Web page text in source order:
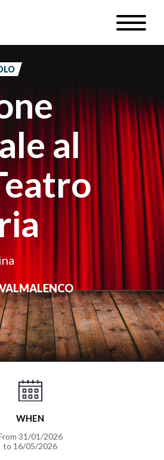
Toggle
& WEBCAM
al
WHEN
31/01/2026
to 16/05/2026